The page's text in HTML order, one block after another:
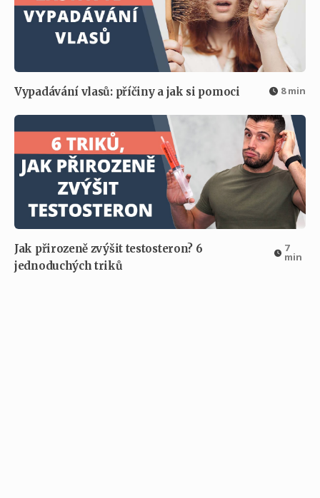
Vypadávání vlasů: příčiny a jak si pomoci 8 min
Jak přirozeně zvýšit testosteron? 6
jednoduchých triků
7
min